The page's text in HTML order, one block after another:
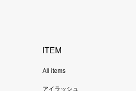
ITEM
All items
アイラッシュ